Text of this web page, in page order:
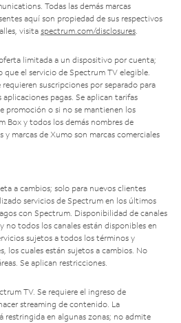
Todas las demás marcas
aquí son propiedad de sus respectivos
visita spectrum.com/disclosures.
limitada a un dispositivo por cuenta;
que el servicio de Spectrum TV elegible.
suscripciones por separado para
pagas. Se aplican tarifas
promoción o si no se mantienen los
Box y todos los demás nombres de
marcas de Xumo son marcas comerciales
a cambios; solo para nuevos clientes
servicios de Spectrum en los últimos
con Spectrum. Disponibilidad de canales
no todos los canales están disponibles en
sujetos a todos los términos y
los cuales están sujetos a cambios. No
Se aplican restricciones.
TV. Se requiere el ingreso de
streaming de contenido. La
restringida en algunas zonas; no admite